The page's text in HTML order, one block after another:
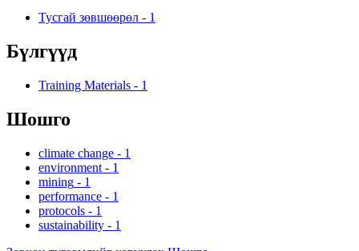
Тусгай зөвшөөрөл - 1
Бүлгүүд
Training Materials - 1
Шошго
climate change - 1
environment - 1
mining - 1
performance - 1
protocols - 1
sustainability - 1